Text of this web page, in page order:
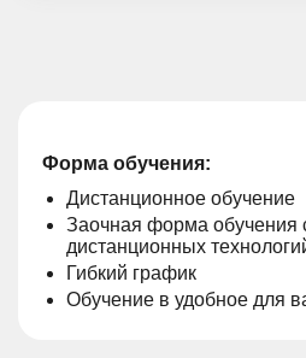
Форма обучения:
Дистанционное обучение
Заочная форма обучения
дистанционных
Гибкий график
Обучение в удобное для